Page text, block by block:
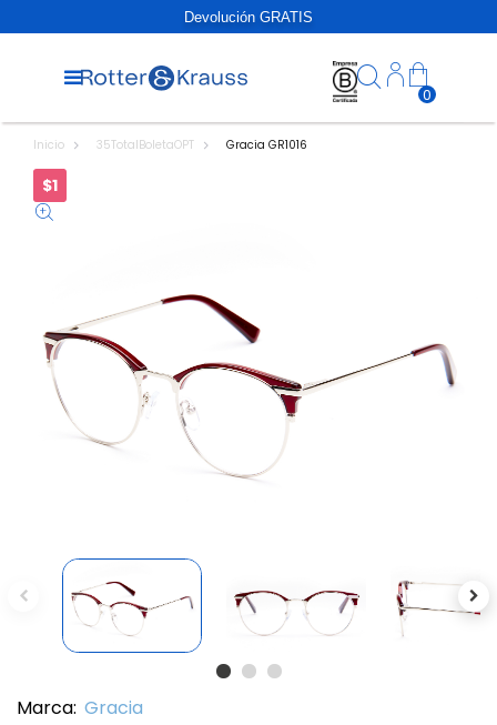
Devolución GRATIS
0
Inicio 35TotalBoletaOPT Gracia GR1016
$1
Previous
Marca: Gracia